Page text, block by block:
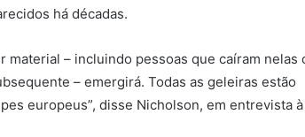
há décadas.
material – incluindo pessoas que caíram nelas
– emergirá. Todas as geleiras estão
europeus”, disse Nicholson, em entrevista à